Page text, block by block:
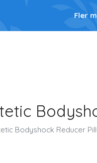
Fler
Bodyshock Reducer